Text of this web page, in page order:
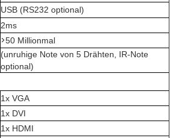
USB (RS232 optional)
2ms
>50 Millionmal
(unruhige Note von 5 Drähten, IR-Note
optional)
1x VGA
1x DVI
1x HDMI